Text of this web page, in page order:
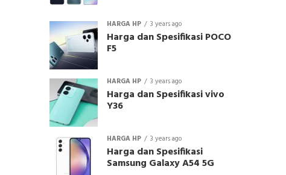
HARGA HP 3 years ago
Harga dan Spesifikasi POCO
F5
HARGA HP 3 years ago
Harga dan Spesifikasi vivo
Y36
HARGA HP 3 years ago
Harga dan Spesifikasi
Samsung Galaxy A54 5G